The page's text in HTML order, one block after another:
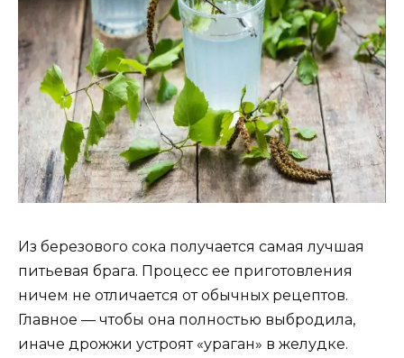
Из березового сока получается самая лучшая
питьевая брага. Процесс ее приготовления
ничем не отличается от обычных рецептов.
Главное — чтобы она полностью выбродила,
иначе дрожжи устроят «ураган» в желудке.